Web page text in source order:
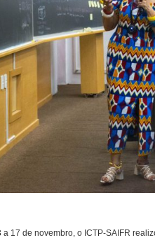
a 17 de novembro, o ICTP-SAIFR